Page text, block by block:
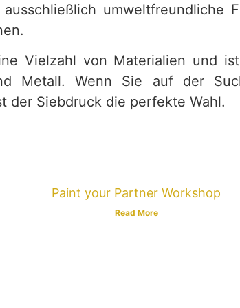
umweltfreundliche
Vielzahl von Materialien und
Metall. Wenn Sie auf der
der Siebdruck die perfekte Wahl.
Paint your Partner Workshop
Read More